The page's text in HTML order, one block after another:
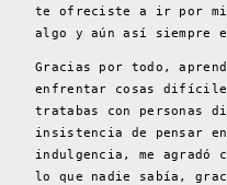
te ofreciste a ir por mi
algo y aún así siempre
Gracias por todo,
enfrentar cosas
tratabas con personas
insistencia de pensar
indulgencia, me agradó
lo que nadie sabía,